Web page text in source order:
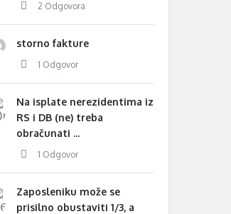
2 Odgovora
storno fakture
1 Odgovor
Na isplate nerezidentima iz
RS i DB (ne) treba
obračunati ...
1 Odgovor
Zaposleniku može se
prisilno obustaviti 1/3, a